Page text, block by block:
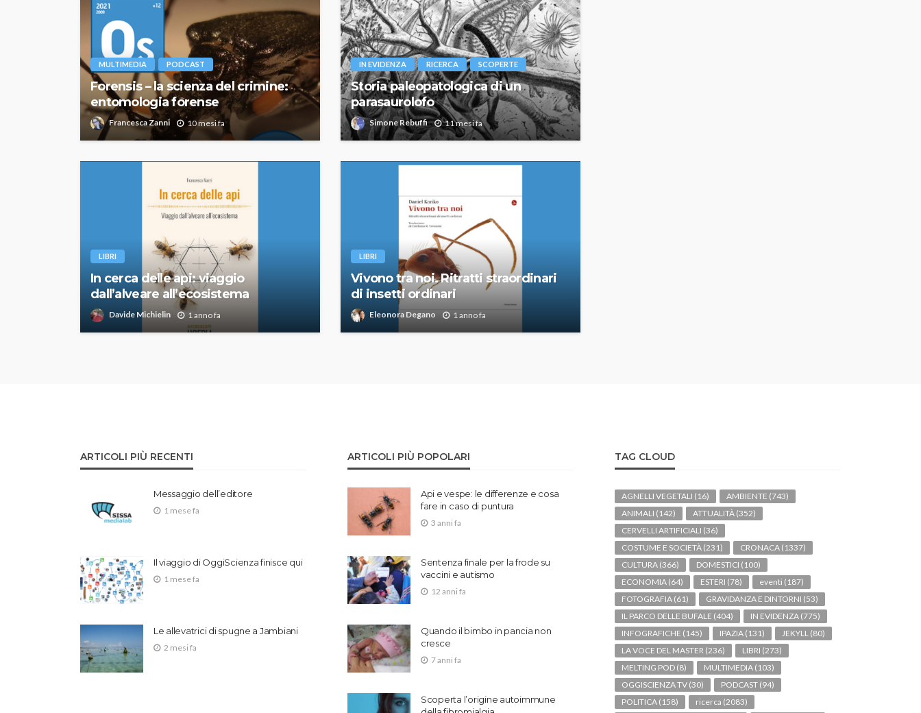
MULTIMEDIA PODCAST
Forensis – la scienza del crimine:
entomologia forense
Francesca Zanni 10 mesi fa
IN EVIDENZA RICERCA SCOPERTE
Storia paleopatologica di un
parasaurolofo
Simone Rebuffi 11 mesi fa
LIBRI
In cerca delle api: viaggio
dall’alveare all’ecosistema
Davide Michielin 1 anno fa
LIBRI
Vivono tra noi. Ritratti straordinari
di insetti ordinari
Eleonora Degano 1 anno fa
ARTICOLI PIÙ RECENTI
Messaggio dell’editore
1 mese fa
Il viaggio di OggiScienza finisce qui
1 mese fa
Le allevatrici di spugne a Jambiani
2 mesi fa
ARTICOLI PIÙ POPOLARI
Api e vespe: le differenze e cosa
fare in caso di puntura
3 anni fa
Sentenza finale per la frode su
vaccini e autismo
12 anni fa
Quando il bimbo in pancia non
cresce
7 anni fa
Scoperta l’origine autoimmune
TAG CLOUD
AGNELLI VEGETALI (16) AMBIENTE (743)
ANIMALI (142) ATTUALITÀ (352)
CERVELLI ARTIFICIALI (36)
COSTUME E SOCIETÀ (231) CRONACA (1337)
CULTURA (366) DOMESTICI (100)
ECONOMIA (64) ESTERI (78) eventi (187)
FOTOGRAFIA (61) GRAVIDANZA E DINTORNI (53)
IL PARCO DELLE BUFALE (404) IN EVIDENZA (775)
INFOGRAFICHE (145) IPAZIA (131) JEKYLL (80)
LA VOCE DEL MASTER (236) LIBRI (273)
MELTING POD (8) MULTIMEDIA (103)
OGGISCIENZA TV (30) PODCAST (94)
POLITICA (158) ricerca (2083)